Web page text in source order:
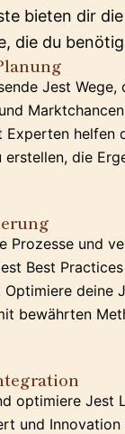
bieten dir die
die du
Jest Wege,
Experten helfen
die
Prozesse und
Best
deine
bewährten
optimiere Jest
und